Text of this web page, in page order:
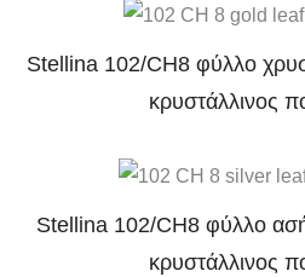
Stellina 102/CH8 φύλλο
κρυστάλλινος
Stellina 102/CH8 φύλλο
κρυστάλλινος